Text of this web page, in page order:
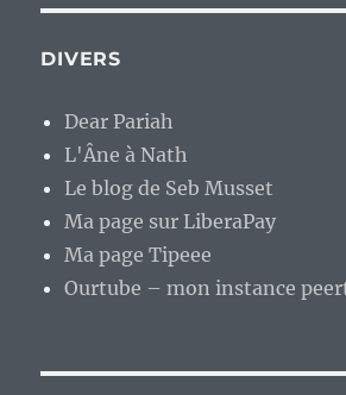
DIVERS
Dear Pariah
L'Âne à Nath
Le blog de Seb Musset
Ma page sur LiberaPay
Ma page Tipeee
Ourtube – mon instance